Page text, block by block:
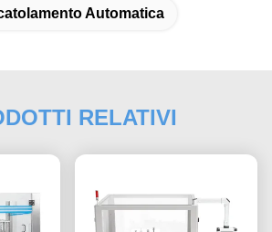
Automatica
RELATIVI